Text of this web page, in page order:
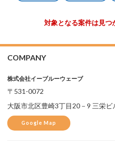
対象となる案件は見つ
COMPANY
株式会社イーブルーウェーブ
〒531-0072
大阪市北区豊崎3丁目20－9 三栄ビ
Google Map